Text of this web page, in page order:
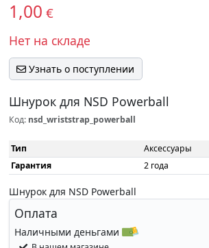
1,00 €
Нет на складе
Узнать о поступлении
Шнурок для NSD Powerball
Код: nsd_wriststrap_powerball
Тип
Аксессуары
Гарантия
2 года
Шнурок для NSD Powerball
Оплата
Наличными деньгами